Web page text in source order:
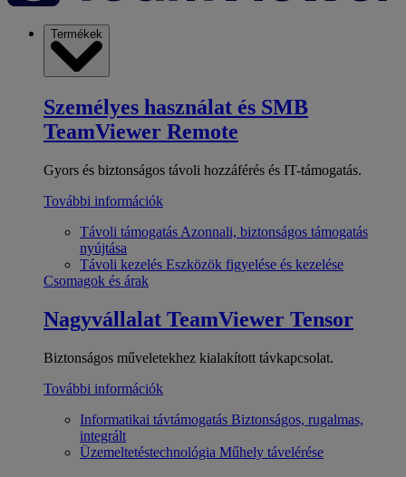
Termékek
Személyes használat és SMB
TeamViewer Remote
Gyors és biztonságos távoli hozzáférés és IT-támogatás.
További információk
Távoli támogatás Azonnali, biztonságos támogatás
nyújtása
Távoli kezelés Eszközök figyelése és kezelése
Csomagok és árak
Nagyvállalat TeamViewer Tensor
Biztonságos műveletekhez kialakított távkapcsolat.
További információk
Informatikai távtámogatás Biztonságos, rugalmas,
integrált
Üzemeltetéstechnológia Műhely távelérése